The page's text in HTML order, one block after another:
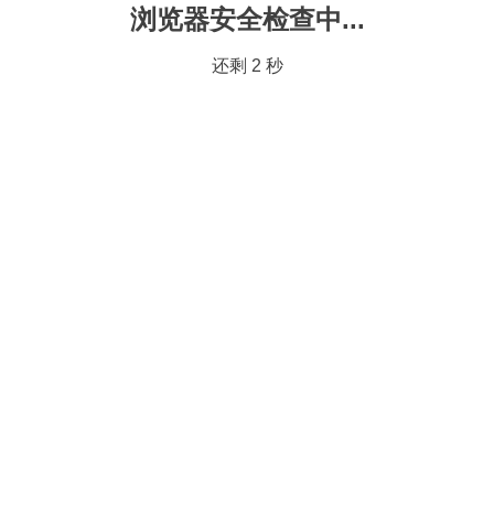
浏览器安全检查中...
还剩 2 秒